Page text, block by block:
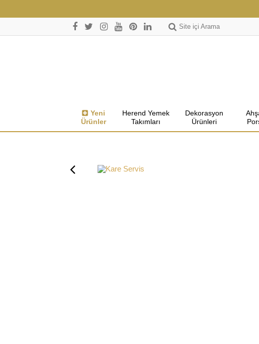
Site içi Arama
Yeni
Ürünler
Herend Yemek
Takımları
Dekorasyon
Ürünleri